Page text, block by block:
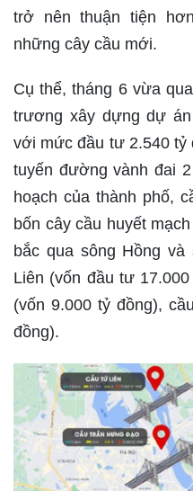
trở nên thuận tiện
những cây cầu mới.
Cụ thể, tháng 6 vừa
trương xây dựng dự
với mức đầu tư 2.540 tỷ
tuyến đường vành đai
hoạch của thành phố,
bốn cây cầu huyết
bắc qua sông Hồng
Liên (vốn đầu tư
(vốn 9.000 tỷ đồng),
đồng).